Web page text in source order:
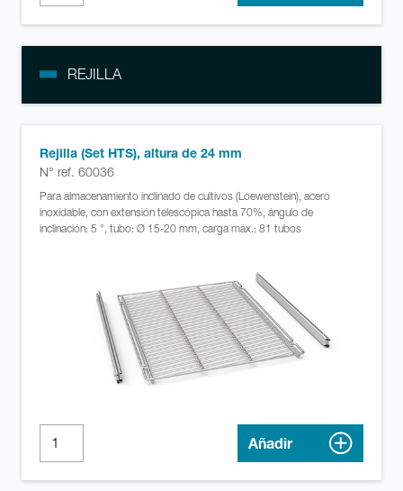
REJILLA
Rejilla (Set HTS), altura de 24 mm
N° ref. 60036
Para almacenamiento inclinado de cultivos (Loewenstein), acero
inoxidable, con extensión telescópica hasta 70%, ángulo de
inclinación: 5 °, tubo: Ø 15-20 mm, carga máx.: 81 tubos
Añadir